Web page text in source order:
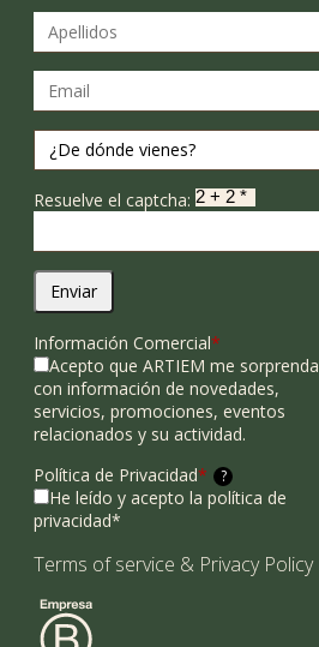
Resuelve el captcha:
Enviar
Información Comercial*
Acepto que ARTIEM me sorprenda
con información de novedades,
servicios, promociones, eventos
relacionados y su actividad.
Política de Privacidad* ?
He leído y acepto la política de
privacidad*
Terms of service & Privacy Policy